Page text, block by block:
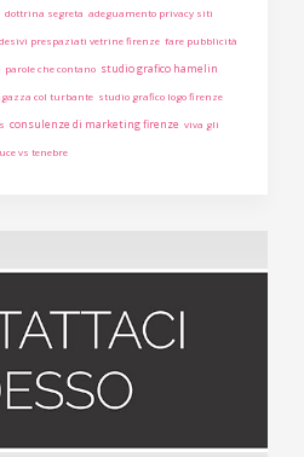
dottrina segreta adeguamento privacy siti
prespaziati vetrine firenze fare pubblicità
parole che contano studio grafico hamelin
col turbante studio grafico logo firenze
consulenze di marketing firenze viva gli
vs tenebre